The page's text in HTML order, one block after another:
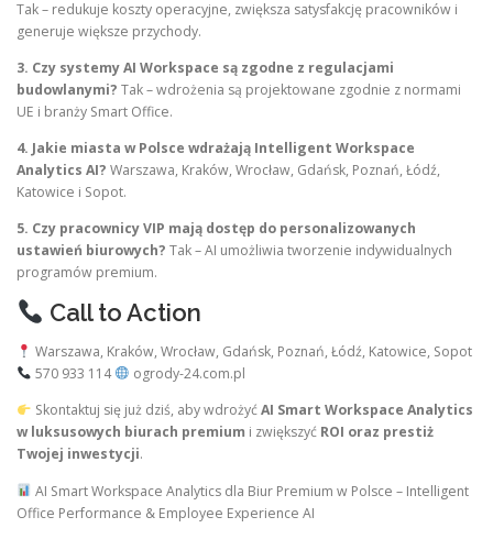
Tak – redukuje koszty operacyjne, zwiększa satysfakcję pracowników i
generuje większe przychody.
3. Czy systemy AI Workspace są zgodne z regulacjami
budowlanymi? Tak – wdrożenia są projektowane zgodnie z normami
UE i branży Smart Office.
4. Jakie miasta w Polsce wdrażają Intelligent Workspace
Analytics AI? Warszawa, Kraków, Wrocław, Gdańsk, Poznań, Łódź,
Katowice i Sopot.
5. Czy pracownicy VIP mają dostęp do personalizowanych
ustawień biurowych? Tak – AI umożliwia tworzenie indywidualnych
programów premium.
Call to Action
Warszawa, Kraków, Wrocław, Gdańsk, Poznań, Łódź, Katowice, Sopot
570 933 114
ogrody-24.com.pl
Skontaktuj się już dziś, aby wdrożyćAI Smart Workspace Analytics
w luksusowych biurach premium i zwiększyć ROI oraz prestiż
Twojej inwestycji.
AI Smart Workspace Analytics dla Biur Premium w Polsce – Intelligent
Office Performance & Employee Experience AI